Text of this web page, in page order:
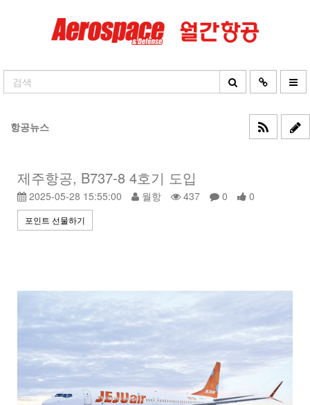
항공뉴스
제주항공, B737-8 4호기 도입
2025-05-28 15:55:00 월항 437 0 0
포인트 선물하기